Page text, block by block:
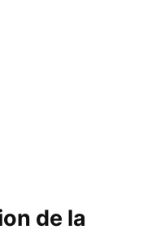
de la